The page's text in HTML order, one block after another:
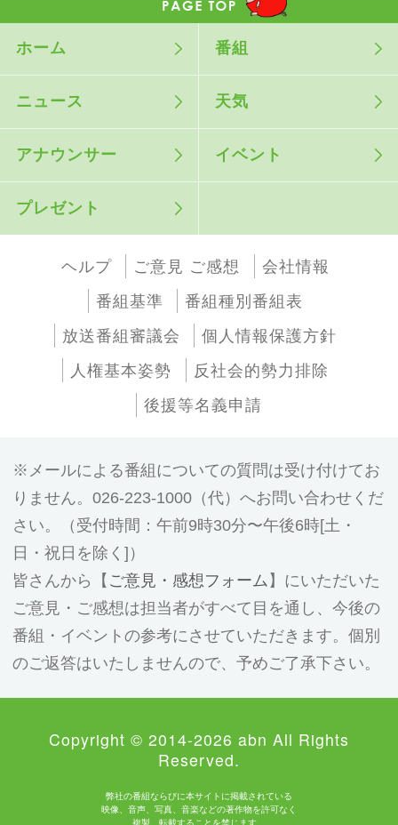
ホーム 番組
ニュース 天気
アナウンサー イベント
プレゼント
ヘルプ ご意見 ご感想
会社情報
番組基準
番組種別番組表
放送番組審議会
個人情報保護方針
人権基本姿勢
反社会的勢力排除
後援等名義申請
メールによる番組についての質問は受け付けてお
りません。026-223-1000（代）へお問い合わせくだ
さい。（受付時間：午前9時30分〜午後6時[土・
日・祝日を除く]）
皆さんから【 ご意見・感想フォーム 】にいただいた
ご意見・ご感想は担当者がすべて目を通し、今後の
番組・イベントの参考にさせていただきます。個別
のご返答はいたしませんので、予めご了承下さい。
Copyright © 2014-2026 abn All Rights
Reserved.
弊社の番組ならびに本サイトに掲載されている
映像、音声、写真、音楽などの著作物を許可なく
複製、転載することを禁じます。